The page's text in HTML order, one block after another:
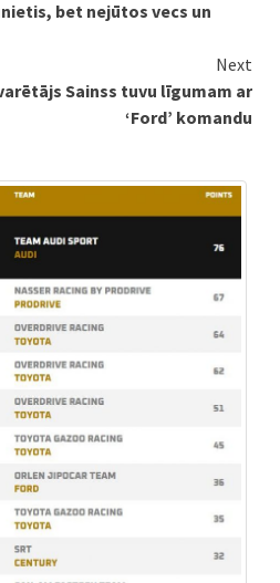
bet nejūtos vecs un
Next
Sainss tuvu līgumam ar
‘Ford’ komandu